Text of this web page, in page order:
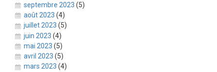
septembre 2023 (5)
août 2023 (4)
juillet 2023 (5)
juin 2023 (4)
mai 2023 (5)
avril 2023 (5)
mars 2023 (4)